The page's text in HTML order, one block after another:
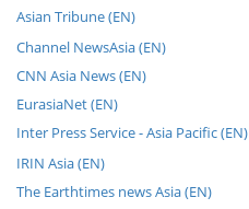
Asian Tribune (EN)
Channel NewsAsia (EN)
CNN Asia News (EN)
EurasiaNet (EN)
Inter Press Service - Asia Pacific (EN)
IRIN Asia (EN)
The Earthtimes news Asia (EN)